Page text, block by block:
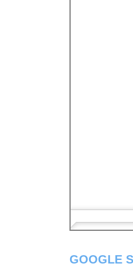
GOOGLE